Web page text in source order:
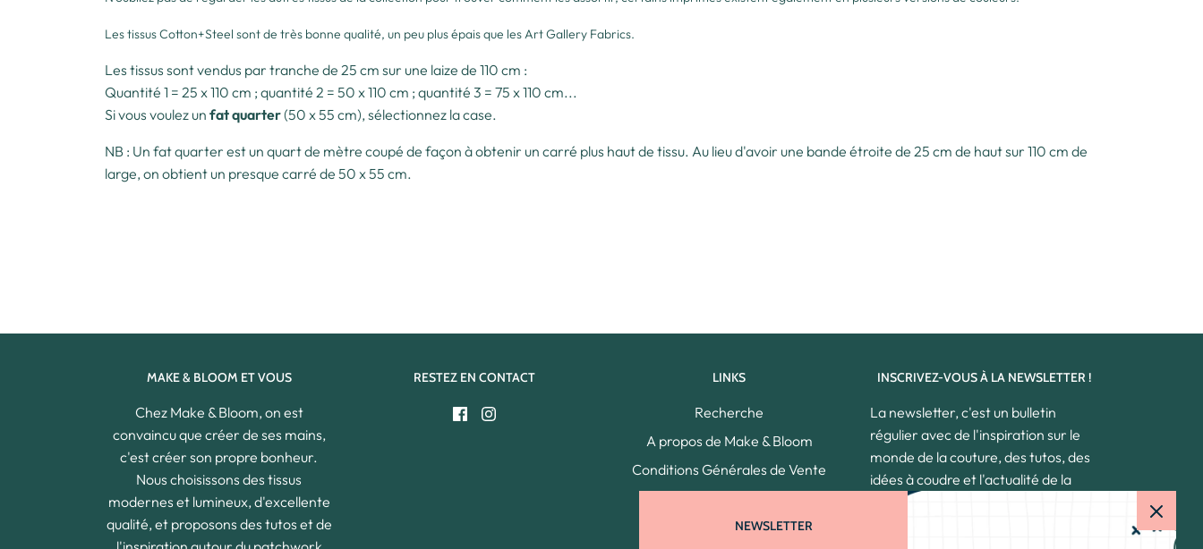
Les tissus Cotton+Steel sont de très bonne qualité, un peu plus épais que les Art Gallery Fabrics.
Les tissus sont vendus par tranche de 25 cm sur une laize de 110 cm :
Quantité 1 = 25 x 110 cm ; quantité 2 = 50 x 110 cm ; quantité 3 = 75 x 110 cm...
Si vous voulez un fat quarter(50 x 55 cm), sélectionnez la case.
NB : Un fat quarter est un quart de mètre coupé de façon à obtenir un carré plus haut de tissu. Au lieu d'avoir une bande étroite de 25 cm de haut sur 110 cm de
large, on obtient un presque carré de 50 x 55 cm.
MAKE & BLOOM ET VOUS
Chez Make & Bloom, on est
convaincu que créer de ses mains,
c'est créer son propre bonheur.
Nous choisissons des tissus
modernes et lumineux, d'excellente
qualité, et proposons des tutos et de
RESTEZ EN CONTACT LINKS
Recherche
A propos de Make & Bloom
Conditions Générales de Vente
FAQ
INSCRIVEZ-VOUS À LA NEWSLETTER !
La newsletter, c'est un bulletin
régulier avec de l'inspiration sur le
monde de la couture, des tutos, des
idées à coudre et l'actualité de la
boutique, les nouveaux tissus... Un
NEWSLETTER